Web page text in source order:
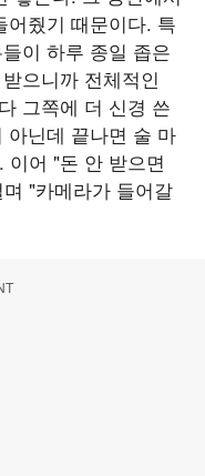
줬기 때문이다. 특
이 하루 종일 좁은
으니까 전체적인
그쪽에 더 신경 쓴
아닌데 끝나면 술 마
이어 "돈 안 받으면
"카메라가 들어갈